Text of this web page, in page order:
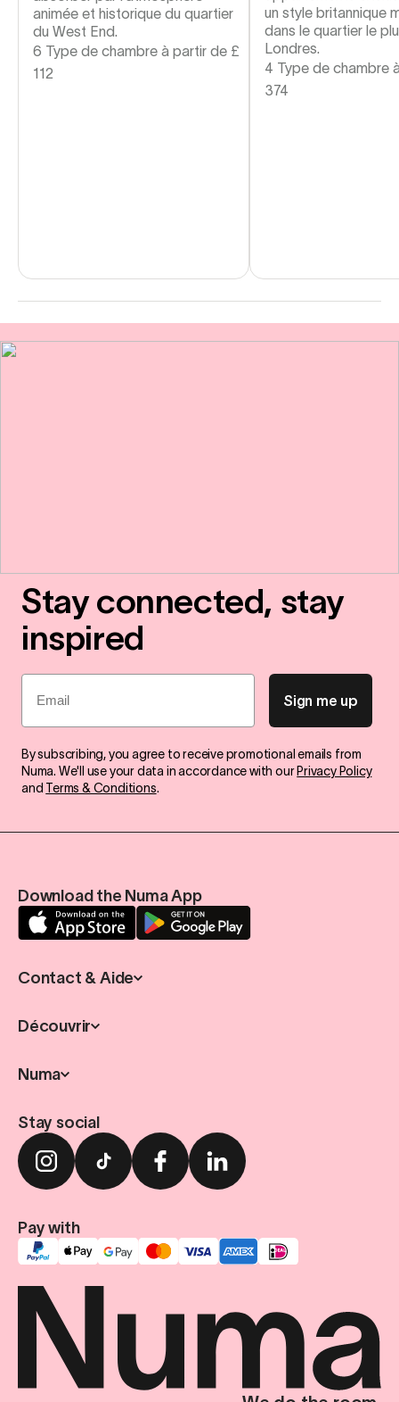
animée et historique du quartier
du West End.
6 Type de chambre à partir de £
112
un style britannique
dans le quartier le
Londres.
4 Type de chambre
374
Stay connected, stay
inspired
Email
Sign me up
By subscribing, you agree to receive promotional emails from
Numa. We'll use your data in accordance with our Privacy Policy
and Terms & Conditions.
Download the Numa App
Contact & Aide
Découvrir
Numa
Stay social
Pay with